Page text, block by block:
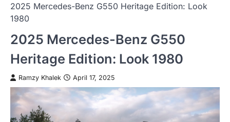
2025 Mercedes-Benz G550 Heritage Edition: Look
1980
2025 Mercedes-Benz G550
Heritage Edition: Look 1980
Ramzy Khalek April 17, 2025